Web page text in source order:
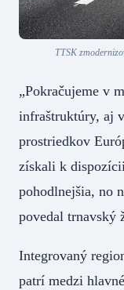
TTSK
„Pokračujeme v
infraštruktúry, aj
prostriedkov
získali k
pohodlnejšia, no
povedal trnavský
Integrovaný
patrí medzi